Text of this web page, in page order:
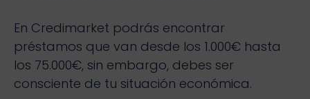
En Credimarket podrás encontrar
préstamos que van desde los 1.000€ hasta
los 75.000€, sin embargo, debes ser
consciente de tu situación económica.